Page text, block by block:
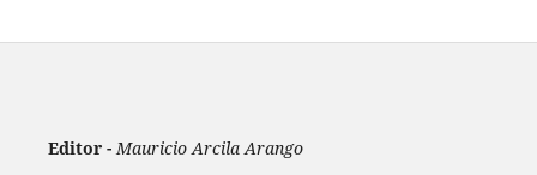
Editor -Mauricio Arcila Arango